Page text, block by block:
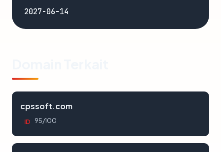
2027-06-14
cpssoft.com
ID 95/100